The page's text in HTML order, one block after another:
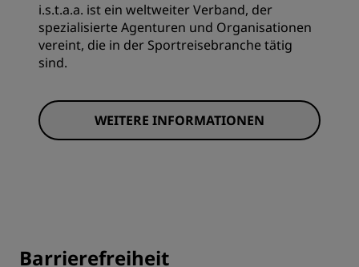
i.s.t.a.a. ist ein weltweiter Verband, der
spezialisierte Agenturen und Organisationen
vereint, die in der Sportreisebranche tätig
sind.
WEITERE INFORMATIONEN
Barrierefreiheit